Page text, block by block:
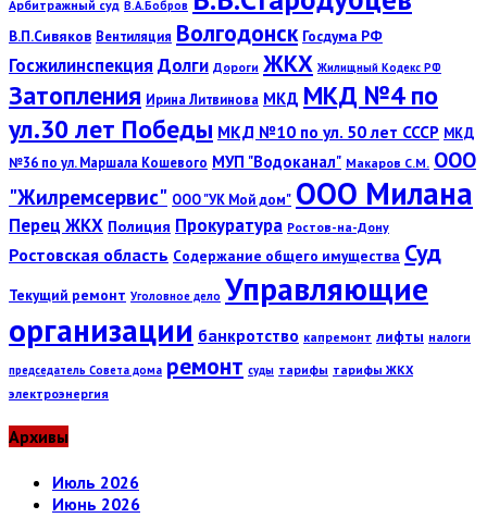
Арбитражный суд В.А.Бобров
В.П.Сивяков Вентиляция Волгодонск Госдума РФ
Госжилинспекция Долги Дороги ЖКХ Жилищный Кодекс РФ
Затопления Ирина Литвинова МКД МКД №4 по
ул.30 лет Победы МКД №10 по ул. 50 лет СССР МКД
№36 по ул. Маршала Кошевого МУП "Водоканал" Макаров С.М. ООО
"Жилремсервис" ООО "УК Мой дом" ООО Милана
Перец ЖКХ Полиция Прокуратура Ростов-на-Дону
Ростовская область Содержание общего имущества Суд
Текущий ремонт Уголовное дело Управляющие
организации банкротство капремонт лифты налоги
председатель Совета дома ремонт суды тарифы тарифы ЖКХ
электроэнергия
Архивы
Июль 2026
Июнь 2026